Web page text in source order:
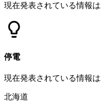
現在発表されている情報
停電
現在発表されている情報
北海道